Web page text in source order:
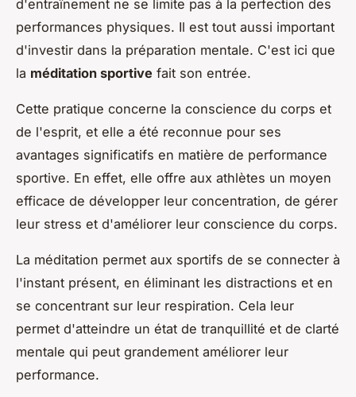
d'entraînement ne se limite pas à la perfection des
performances physiques. Il est tout aussi important
d'investir dans la préparation mentale. C'est ici que
la méditation sportive fait son entrée.
Cette pratique concerne la conscience du corps et
de l'esprit, et elle a été reconnue pour ses
avantages significatifs en matière de performance
sportive. En effet, elle offre aux athlètes un moyen
efficace de développer leur concentration, de gérer
leur stress et d'améliorer leur conscience du corps.
La méditation permet aux sportifs de se connecter à
l'instant présent, en éliminant les distractions et en
se concentrant sur leur respiration. Cela leur
permet d'atteindre un état de tranquillité et de clarté
mentale qui peut grandement améliorer leur
performance.